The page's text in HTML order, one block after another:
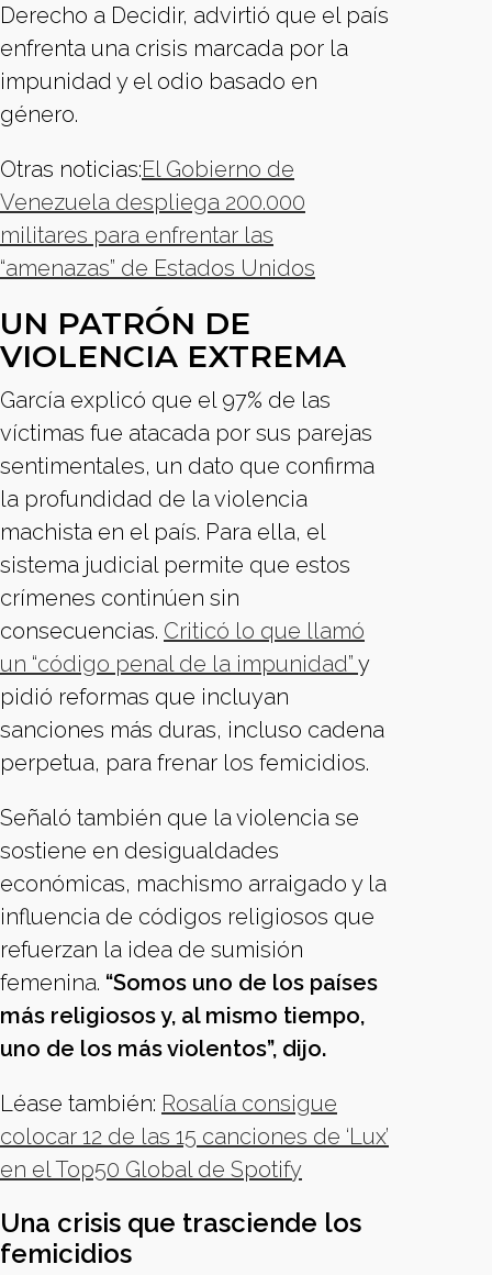
Derecho a Decidir, advirtió que el país
enfrenta una crisis marcada por la
impunidad y el odio basado en
género.
Otras noticias:El Gobierno de
Venezuela despliega 200.000
militares para enfrentar las
“amenazas” de Estados Unidos
UN PATRÓN DE
VIOLENCIA EXTREMA
García explicó que el 97% de las
víctimas fue atacada por sus parejas
sentimentales, un dato que confirma
la profundidad de la violencia
machista en el país. Para ella, el
sistema judicial permite que estos
crímenes continúen sin
consecuencias. Criticó lo que llamó
un “código penal de la impunidad” y
pidió reformas que incluyan
sanciones más duras, incluso cadena
perpetua, para frenar los femicidios.
Señaló también que la violencia se
sostiene en desigualdades
económicas, machismo arraigado y la
influencia de códigos religiosos que
refuerzan la idea de sumisión
femenina. “Somos uno de los países
más religiosos y, al mismo tiempo,
uno de los más violentos”, dijo.
Léase también: Rosalía consigue
colocar 12 de las 15 canciones de ‘Lux’
en el Top50 Global de Spotify
Una crisis que trasciende los
femicidios